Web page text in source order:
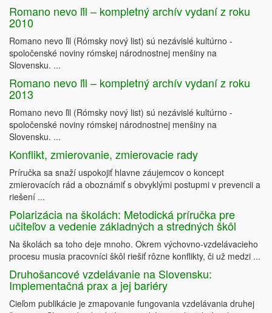
Romano nevo ľil – kompletný archív vydaní z roku
2010
Romano nevo ľil (Rómsky nový list) sú nezávislé kultúrno -
spoločenské noviny rómskej národnostnej menšiny na
Slovensku. ...
Romano nevo ľil – kompletný archív vydaní z roku
2013
Romano nevo ľil (Rómsky nový list) sú nezávislé kultúrno -
spoločenské noviny rómskej národnostnej menšiny na
Slovensku. ...
Konflikt, zmierovanie, zmierovacie rady
Príručka sa snaží uspokojiť hlavne záujemcov o koncept
zmierovacích rád a oboznámiť s obvyklými postupmi v prevencii a
riešení ...
Polarizácia na školách: Metodická príručka pre
učiteľov a vedenie základných a stredných škôl
Na školách sa toho deje mnoho. Okrem výchovno-vzdelávacieho
procesu musia pracovníci škôl riešiť rôzne konflikty, či už medzi ...
Druhošancové vzdelávanie na Slovensku:
Implementačná prax a jej bariéry
Cieľom publikácie je zmapovanie fungovania vzdelávania druhej